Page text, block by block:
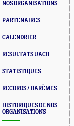
NOS ORGANISATIONS
PARTENAIRES
CALENDRIER
RESULTATS UACB
STATISTIQUES
RECORDS / BARÈMES
HISTORIQUES DE NOS
ORGANISATIONS